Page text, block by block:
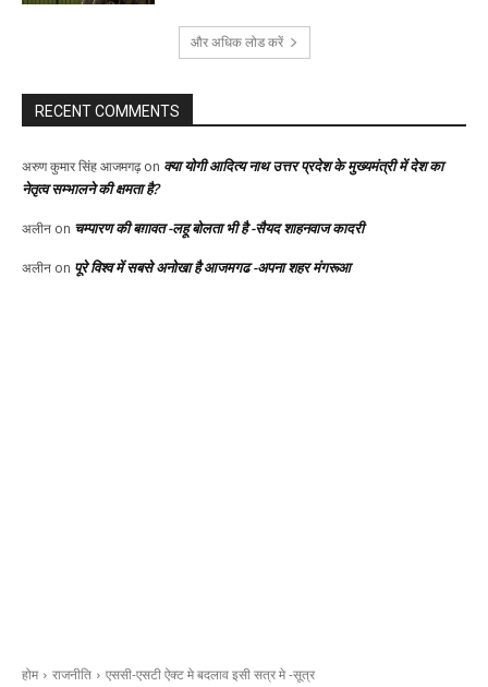
और अधिक लोड करें
RECENT COMMENTS
अरुण कुमार सिंह आजमगढ़on क्या योगी आदित्य नाथ उत्तर प्रदेश के मुख्यमंत्री में देश का
नेतृत्व सम्भालने की क्षमता है?
अलीन on चम्पारण की बग़ावत -लहू बोलता भी है -सैयद शाहनवाज कादरी
अलीन on पूरे विश्व में सबसे अनोखा है आजमगढ -अपना शहर मंगरूआ